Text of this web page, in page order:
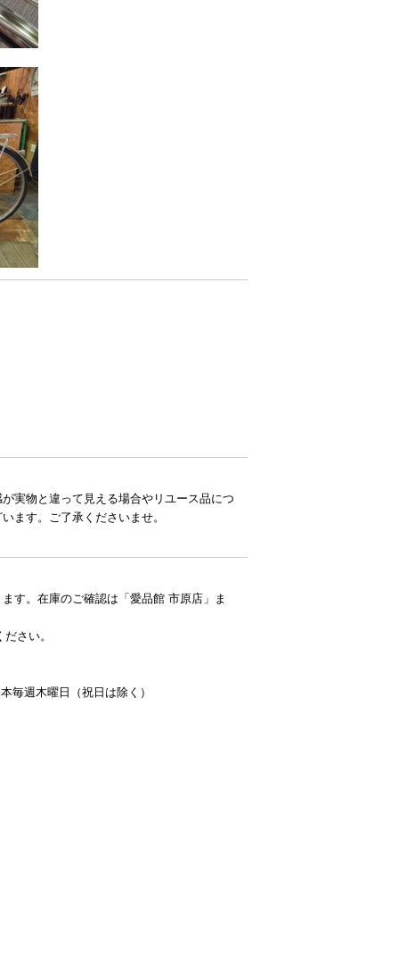
実物と違って見える場合やリユース品につ
ます。ご了承くださいませ。
す。在庫のご確認は「愛品館 市原店」ま
さい。
週木曜日（祝日は除く）